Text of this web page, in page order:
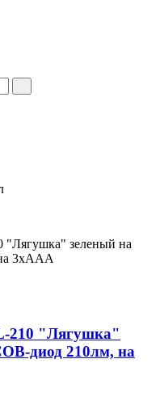
"Лягушка"
диод 210лм, на